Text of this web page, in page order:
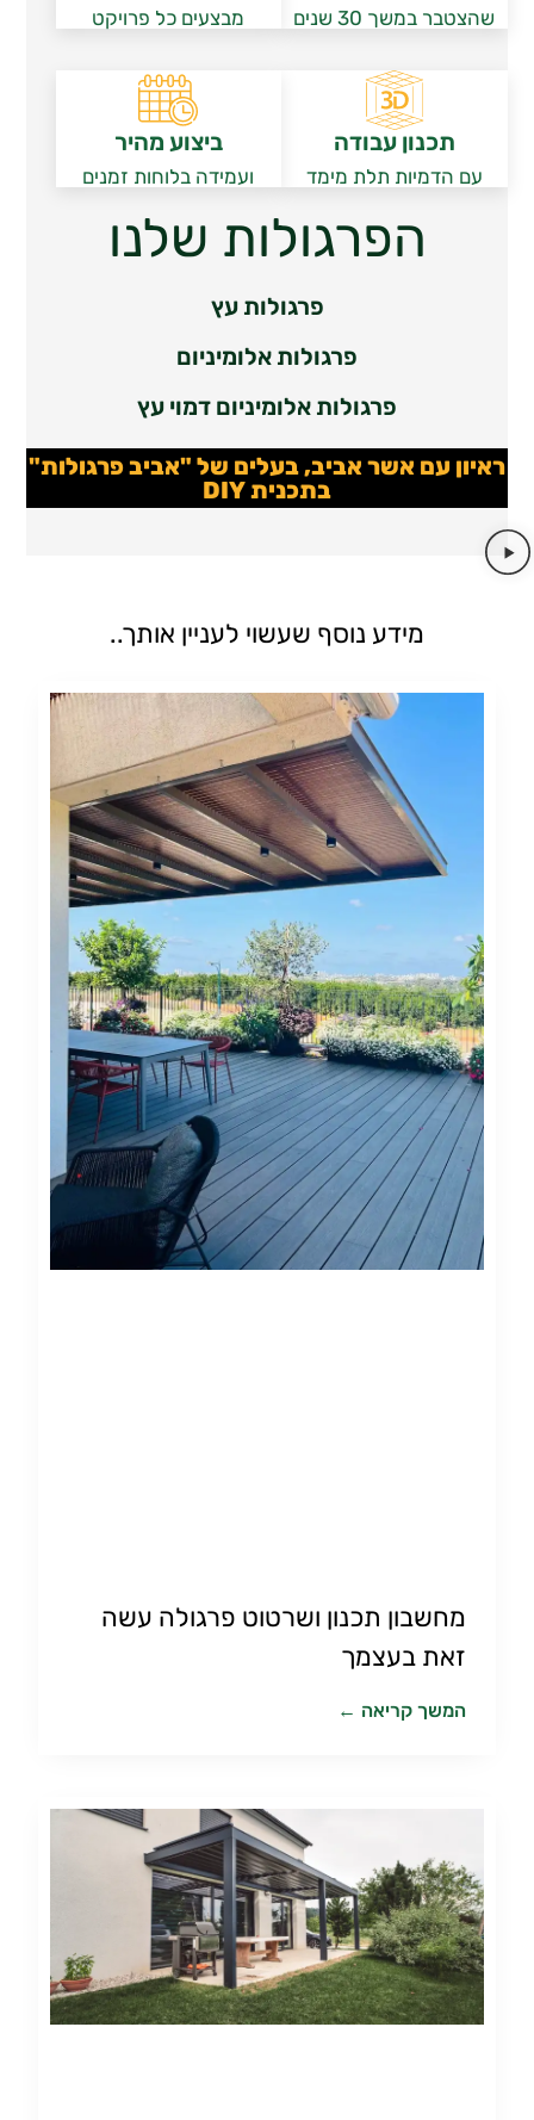
שהצטבר במשך 30 שנים מבצעים כל פרויקט
תכנון עבודה
עם הדמיות תלת מימד
ביצוע מהיר
ועמידה בלוחות זמנים
הפרגולות שלנו
פרגולות עץ
פרגולות אלומיניום
פרגולות אלומיניום דמוי עץ
ראיון עם אשר אביב, בעלים של "אביב פרגולות"
בתכנית DIY
מידע נוסף שעשוי לעניין אותך..
מחשבון תכנון ושרטוט פרגולה עשה
זאת בעצמך
המשך קריאה ←